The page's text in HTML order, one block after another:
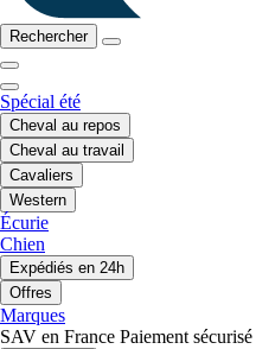
Rechercher
Spécial été
Cheval au repos
Cheval au travail
Cavaliers
Western
Écurie
Chien
Expédiés en 24h
Offres
Marques
SAV en France Paiement sécurisé